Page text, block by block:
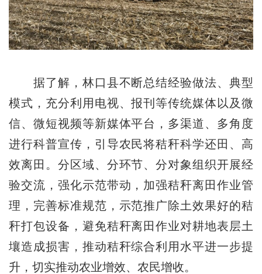
据了解，林口县不断总结经验做法、典型
模式，充分利用电视、报刊等传统媒体以及微
信、微短视频等新媒体平台，多渠道、多角度
进行科普宣传，引导农民将秸秆科学还田、高
效离田。分区域、分环节、分对象组织开展经
验交流，强化示范带动，加强秸秆离田作业管
理，完善标准规范，示范推广除土效果好的秸
秆打包设备，避免秸秆离田作业对耕地表层土
壤造成损害，推动秸秆综合利用水平进一步提
升，切实推动农业增效、农民增收。